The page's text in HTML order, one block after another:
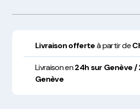
Livraison offerteà partir de
Livraison en24h sur Genève
Genève